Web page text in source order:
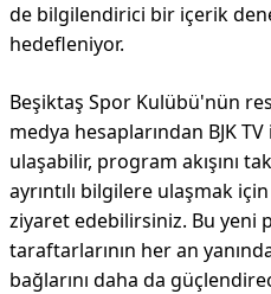
de bilgilendirici bir içerik
hedefleniyor.
Beşiktaş Spor Kulübü'nün
medya hesaplarından BJK
ulaşabilir, program akışını
ayrıntılı bilgilere ulaşmak için
ziyaret edebilirsiniz. Bu yeni
taraftarlarının her an
bağlarını daha da